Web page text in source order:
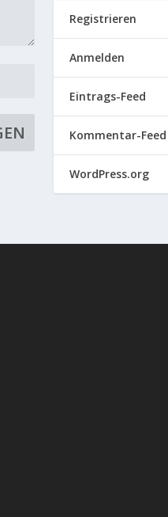
Registrieren
Anmelden
Eintrags-Feed
Kommentar-Feed
WordPress.org